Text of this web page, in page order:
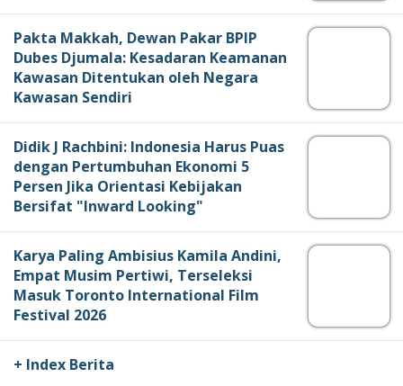
Pakta Makkah, Dewan Pakar BPIP
Dubes Djumala: Kesadaran Keamanan
Kawasan Ditentukan oleh Negara
Kawasan Sendiri
Didik J Rachbini: Indonesia Harus Puas
dengan Pertumbuhan Ekonomi 5
Persen Jika Orientasi Kebijakan
Bersifat "Inward Looking"
Karya Paling Ambisius Kamila Andini,
Empat Musim Pertiwi, Terseleksi
Masuk Toronto International Film
Festival 2026
+ Index Berita